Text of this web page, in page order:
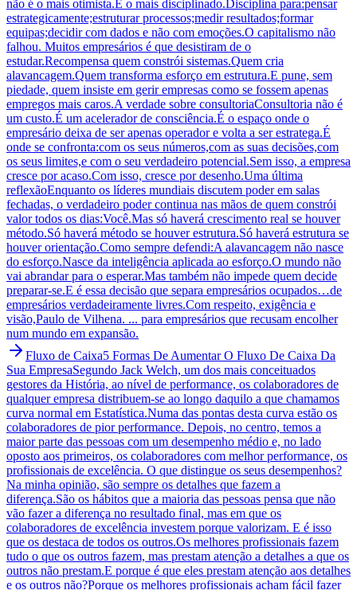
não é o mais otimista.É o mais disciplinado.Disciplina para:pensar
estrategicamente;estruturar processos;medir resultados;formar
equipas;decidir com dados e não com emoções.O capitalismo não
falhou. Muitos empresários é que desistiram de o
estudar.Recompensa quem constrói sistemas.Quem cria
alavancagem.Quem transforma esforço em estrutura.E pune, sem
piedade, quem insiste em gerir empresas como se fossem apenas
empregos mais caros.A verdade sobre consultoriaConsultoria não é
um custo.É um acelerador de consciência.É o espaço onde o
empresário deixa de ser apenas operador e volta a ser estratega.É
onde se confronta:com os seus números,com as suas decisões,com
os seus limites,e com o seu verdadeiro potencial.Sem isso, a empresa
cresce por acaso.Com isso, cresce por desenho.Uma última
reflexãoEnquanto os líderes mundiais discutem poder em salas
fechadas, o verdadeiro poder continua nas mãos de quem constrói
valor todos os dias:Você.Mas só haverá crescimento real se houver
método.Só haverá método se houver estrutura.Só haverá estrutura se
houver orientação.Como sempre defendi:A alavancagem não nasce
do esforço.Nasce da inteligência aplicada ao esforço.O mundo não
vai abrandar para o esperar.Mas também não impede quem decide
preparar-se.E é essa decisão que separa empresários ocupados…de
empresários verdadeiramente livres.Com respeito, exigência e
visão,Paulo de Vilhena. ... para empresários que recusam encolher
num mundo em expansão.
Fluxo de Caixa5 Formas De Aumentar O Fluxo De Caixa Da
Sua EmpresaSegundo Jack Welch, um dos mais conceituados
gestores da História, ao nível de performance, os colaboradores de
qualquer empresa distribuem-se ao longo daquilo a que chamamos
curva normal em Estatística.Numa das pontas desta curva estão os
colaboradores de pior performance. Depois, no centro, temos a
maior parte das pessoas com um desempenho médio e, no lado
oposto aos primeiros, os colaboradores com melhor performance, os
profissionais de excelência. O que distingue os seus desempenhos?
Na minha opinião, são sempre os detalhes que fazem a
diferença.São os hábitos que a maioria das pessoas pensa que não
vão fazer a diferença no resultado final, mas em que os
colaboradores de excelência investem porque valorizam. E é isso
que os destaca de todos os outros.Os melhores profissionais fazem
tudo o que os outros fazem, mas prestam atenção a detalhes a que os
outros não prestam.E porque é que eles prestam atenção aos detalhes
e os outros não?Porque os melhores profissionais acham fácil fazer